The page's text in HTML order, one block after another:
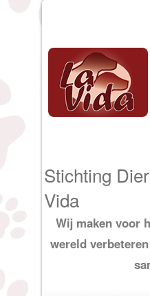
Stichting
Vida
Wij maken voor
wereld